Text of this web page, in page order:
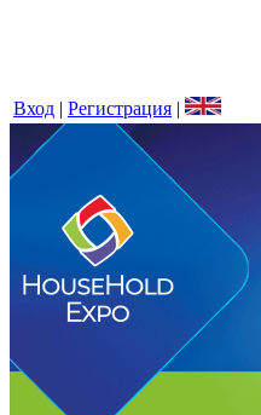
Вход | Регистрация |